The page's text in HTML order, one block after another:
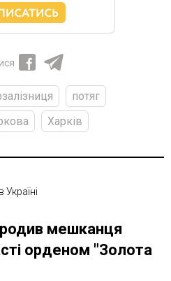
потяг
Харків
Україні
мешканця
орденом "Золота